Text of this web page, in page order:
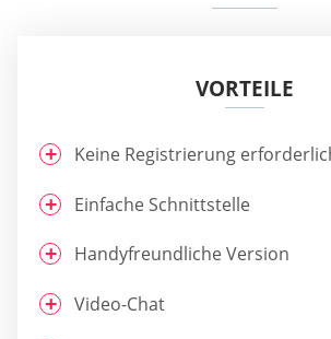
VORTEILE
Keine Registrierung
Einfache Schnittstelle
Handyfreundliche Version
Video-Chat